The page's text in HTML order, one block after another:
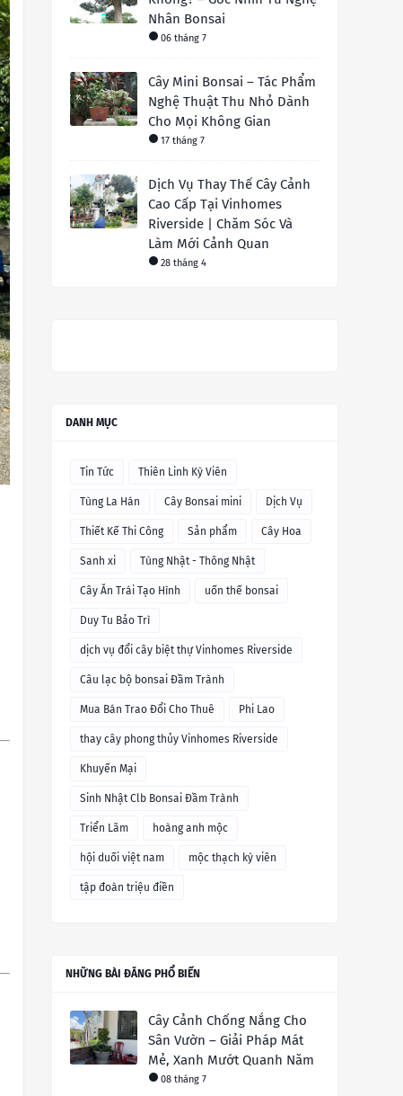
Nhân Bonsai
06 tháng 7
Cây Mini Bonsai – Tác Phẩm
Nghệ Thuật Thu Nhỏ Dành
Cho Mọi Không Gian
17 tháng 7
Dịch Vụ Thay Thế Cây Cảnh
Cao Cấp Tại Vinhomes
Riverside | Chăm Sóc Và
Làm Mới Cảnh Quan
28 tháng 4
DANH MỤC
Tin Tức Thiên Linh Kỳ Viên
Tùng La Hán Cây Bonsai mini Dịch Vụ
Thiết Kế Thi Công Sản phẩm Cây Hoa
Sanh xi Tùng Nhật - Thông Nhật
Cây Ăn Trái Tạo Hình uốn thế bonsai
Duy Tu Bảo Trì
dịch vụ đổi cây biệt thự Vinhomes Riverside
Câu lạc bộ bonsai Đầm Trành
Mua Bán Trao Đổi Cho Thuê Phi Lao
thay cây phong thủy Vinhomes Riverside
Khuyến Mại
Sinh Nhật Clb Bonsai Đầm Trành
Triển Lãm hoàng anh mộc
hội duối việt nam mộc thạch kỳ viên
tập đoàn triệu điền
NHỮNG BÀI ĐĂNG PHỔ BIẾN
Cây Cảnh Chống Nắng Cho
Sân Vườn – Giải Pháp Mát
Mẻ, Xanh Mướt Quanh Năm
08 tháng 7